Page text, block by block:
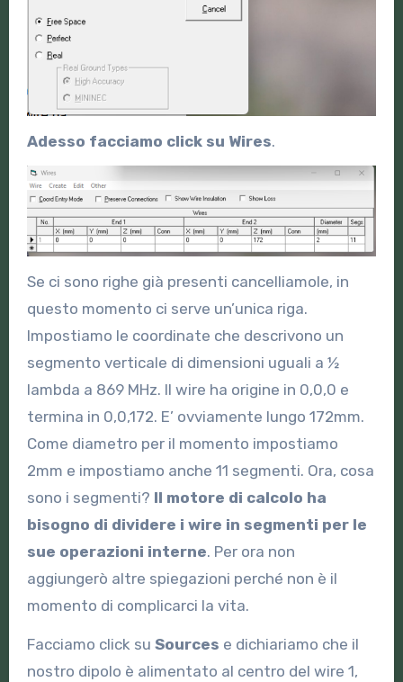
Adesso facciamo click su Wires.
Se ci sono righe già presenti cancelliamole, in
questo momento ci serve un’unica riga.
Impostiamo le coordinate che descrivono un
segmento verticale di dimensioni uguali a ½
lambda a 869 MHz. Il wire ha origine in 0,0,0 e
termina in 0,0,172. E’ ovviamente lungo 172mm.
Come diametro per il momento impostiamo
2mm e impostiamo anche 11 segmenti. Ora, cosa
sono i segmenti? Il motore di calcolo ha
bisogno di dividere i wire in segmenti per le
sue operazioni interne. Per ora non
aggiungerò altre spiegazioni perché non è il
momento di complicarci la vita.
Facciamo click su Sources e dichiariamo che il
nostro dipolo è alimentato al centro del wire 1,